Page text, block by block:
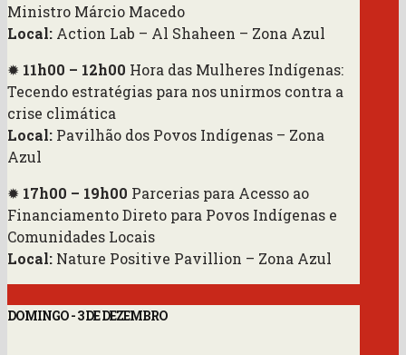
Ministro Márcio Macedo
Local: Action Lab – Al Shaheen – Zona Azul
✹ 11h00 – 12h00 Hora das Mulheres Indígenas:
Tecendo estratégias para nos unirmos contra a
crise climática
Local: Pavilhão dos Povos Indígenas – Zona
Azul
✹ 17h00 – 19h00 Parcerias para Acesso ao
Financiamento Direto para Povos Indígenas e
Comunidades Locais
Local: Nature Positive Pavillion – Zona Azul
DOMINGO - 3 DE DEZEMBRO